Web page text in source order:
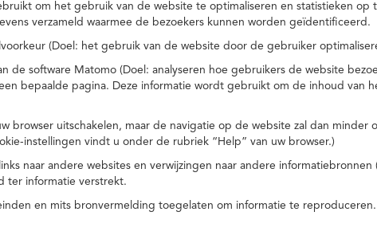
om het gebruik van de website te optimaliseren en statistieken op
verzameld waarmee de bezoekers kunnen worden geïdentificeerd.
(Doel: het gebruik van de website door de gebruiker
de software Matomo (Doel: analyseren hoe gebruikers de website
bepaalde pagina. Deze informatie wordt gebruikt om de inhoud van
browser uitschakelen, maar de navigatie op de website zal dan minder
instellingen vindt u onder de rubriek “Help” van uw browser.)
naar andere websites en verwijzingen naar andere informatiebronnen
ter informatie verstrekt.
en mits bronvermelding toegelaten om informatie te reproduceren.